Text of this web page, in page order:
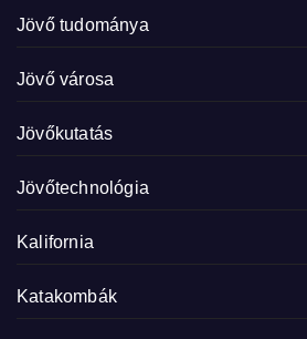
Jövő tudománya
Jövő városa
Jövőkutatás
Jövőtechnológia
Kalifornia
Katakombák